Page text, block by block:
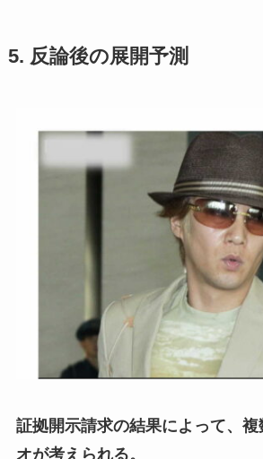
5. 反論後の展開予測
証拠開示請求の結果によって、複
オが考えられる。